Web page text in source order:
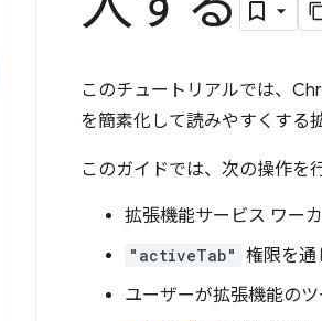
このチュートリアルでは、
を簡素化して読みやすくする
このガイドでは、次の操作を
拡張機能サービス ワー
"activeTab" 権限を通
ユーザーが拡張機能の